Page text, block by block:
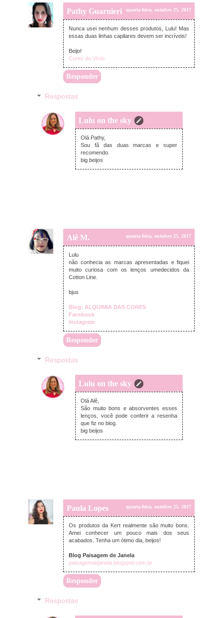
Pathy Guarnieri quarta-feira, outubro 25, 2017
Nunca usei nenhum desses produtos, Lulu! Mas
essas duas linhas capilares devem ser incríveis!
Beijo!
Cores do Vício
Responder
Respostas
Lulu on the sky
quinta-feira, outubro 26, 2017
Olá Pathy,
Sou fã das duas marcas e super
recomendo.
big beijos
Alê M. quarta-feira, outubro 25, 2017
Lulu
não conhecia as marcas apresentadas e fiquei
muito curiosa com os lenços umedecidos da
Cotton Line.
bjus
Blog: ALQUIMIA DAS CORES
Facebook
Instagram
Responder
Respostas
Lulu on the sky
quinta-feira, outubro 26, 2017
Olá Alê,
São muito bons e absorventes esses
lenços, você pode conferir a resenha
que fiz no blog.
big beijos
Paula Lopes quarta-feira, outubro 25, 2017
Os produtos da Kert realmente são muito bons.
Amei conhecer um pouco mais dos seus
acabados. Tenha um ótimo dia, beijos!
Blog Paisagem de Janela
paisagemdejanela.blogspot.com.br
Responder
Respostas